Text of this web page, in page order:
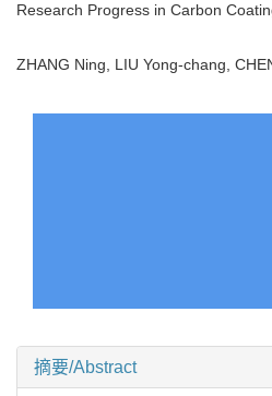
Research Progress in Carbon
ZHANG Ning, LIU Yong-chang,
摘要/Abstract